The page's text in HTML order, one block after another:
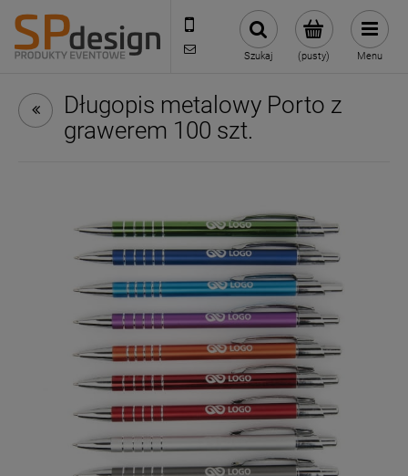
221002030
sklep@reklamydrukarnia.pl
(pusty)
Szukaj Menu
Długopis metalowy Porto z
grawerem 100 szt.